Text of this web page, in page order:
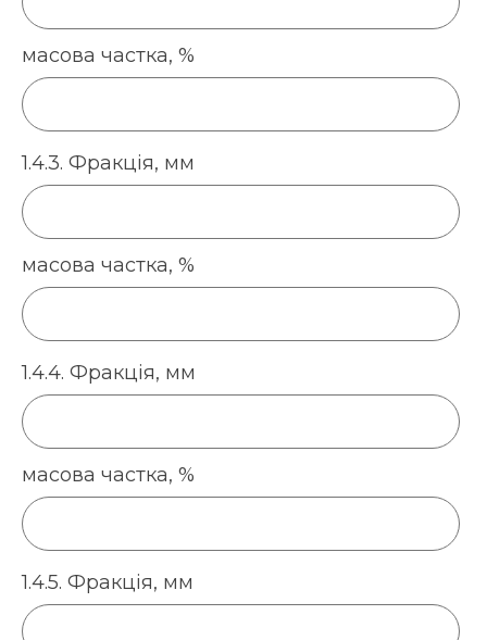
масова частка, %
1.4.3. Фракція, мм
масова частка, %
1.4.4. Фракція, мм
масова частка, %
1.4.5. Фракція, мм